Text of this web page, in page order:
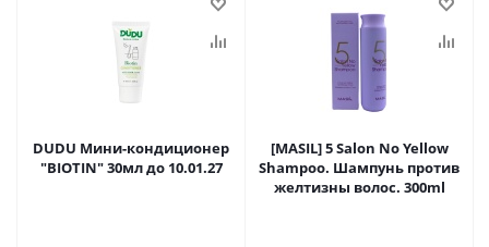
DUDU Мини-кондиционер
"BIOTIN" 30мл до 10.01.27
[MASIL] 5 Salon No Yellow
Shampoo. Шампунь против
желтизны волос. 300ml